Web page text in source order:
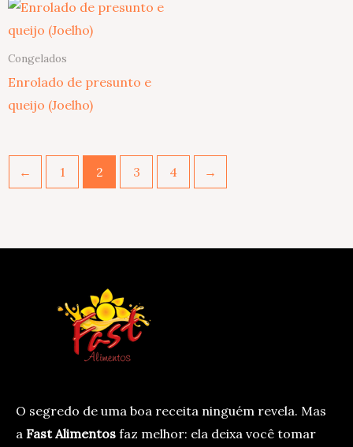
Congelados
Enrolado de presunto e
queijo (Joelho)
← 1 2 3 4 →
O segredo de uma boa receita ninguém revela. Mas
a Fast Alimentos faz melhor: ela deixa você tomar